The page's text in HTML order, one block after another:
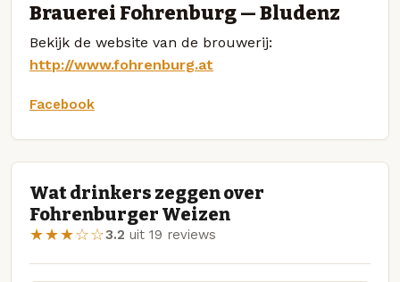
Brauerei Fohrenburg — Bludenz
Bekijk de website van de brouwerij:
http://www.fohrenburg.at
Facebook
Wat drinkers zeggen over
Fohrenburger Weizen
★★★☆☆3.2 uit 19 reviews